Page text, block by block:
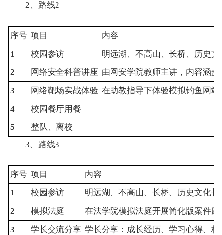
2、路线2
序号 项目
内容
1
校园参访
明远湖、不高山、长桥、历史
2
网络安全科普讲座 由网安学院教师主讲，内容涵
3
网络靶场实战体验 在助教指导下体验模拟钓鱼网
4
校园餐厅用餐
5
整队、离校
3、路线3
序号 项目
内容
1
校园参访
明远湖、不高山、长桥、历史文化
2
模拟法庭
在法学院模拟法庭开展简化版案件
3
学长交流分享 学长分享：成长经历、学习心得、